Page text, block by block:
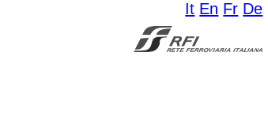
It En Fr De